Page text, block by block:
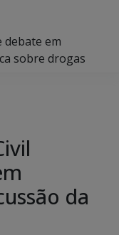
debate em
sobre drogas
da